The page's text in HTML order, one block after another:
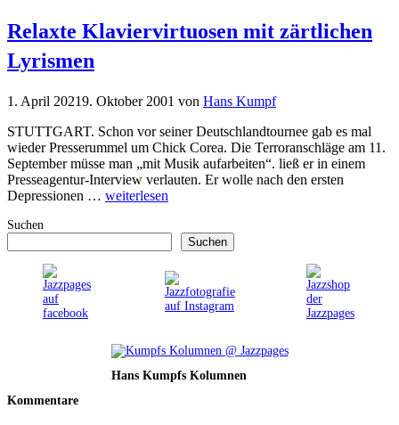
Relaxte Klaviervirtuosen mit zärtlichen
Lyrismen
1. April 20219. Oktober 2001 von Hans Kumpf
STUTTGART. Schon vor seiner Deutschlandtournee gab es mal
wieder Presserummel um Chick Corea. Die Terroranschläge am 11.
September müsse man „mit Musik aufarbeiten“. ließ er in einem
Presseagentur-Interview verlauten. Er wolle nach den ersten
Depressionen … weiterlesen
Suchen
Suchen
Hans Kumpfs Kolumnen
Kommentare